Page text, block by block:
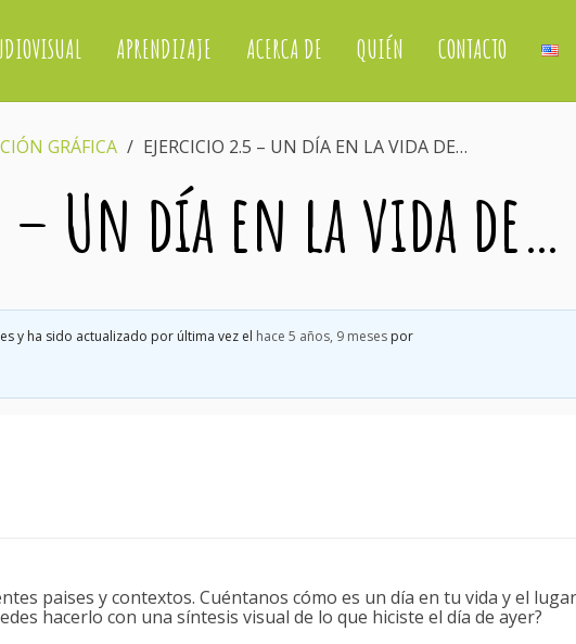
APRENDIZAJE ACERCA DE QUIÉN CONTACTO
GRÁFICA EJERCICIO 2.5 – UN DÍA EN LA VIDA DE…
Un día en la vida de…
y ha sido actualizado por última vez el hace 5 años, 9 meses por
paises y contextos. Cuéntanos cómo es un día en tu vida y el
hacerlo con una síntesis visual de lo que hiciste el día de ayer?